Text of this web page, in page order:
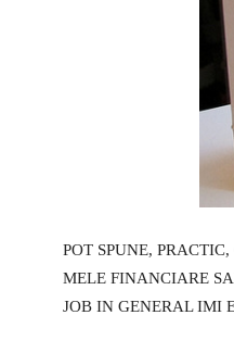
POT SPUNE,
MELE FINANCIARE
JOB IN GENERAL IMI